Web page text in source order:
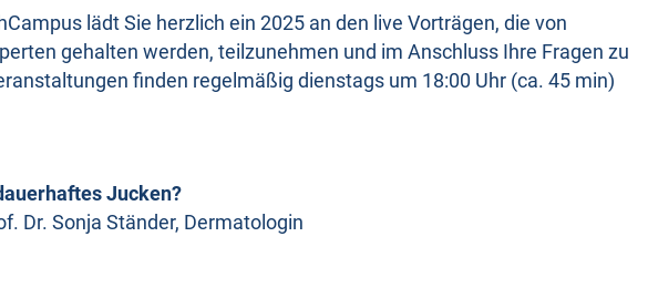
lädt Sie herzlich ein 2025 an den live Vorträgen, die von
gehalten werden, teilzunehmen und im Anschluss Ihre Fragen zu
finden regelmäßig dienstags um 18:00 Uhr (ca. 45 min)
Jucken?
Dr. Sonja Ständer, Dermatologin